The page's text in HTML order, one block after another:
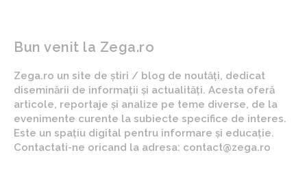
Bun venit la Zega.ro
Zega.ro un site de știri / blog de noutăți, dedicat
diseminării de informații și actualități. Acesta oferă
articole, reportaje și analize pe teme diverse, de la
evenimente curente la subiecte specifice de interes.
Este un spațiu digital pentru informare și educație.
Contactati-ne oricand la adresa: contact@zega.ro